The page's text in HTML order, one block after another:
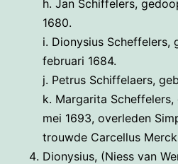
h. Jan Schiffelers,
1680.
i. Dionysius Scheffelers,
februari 1684.
j. Petrus Schiffelaers,
k. Margarita
mei 1693, overleden
trouwde Carcellus
Dionysius, (Niess van